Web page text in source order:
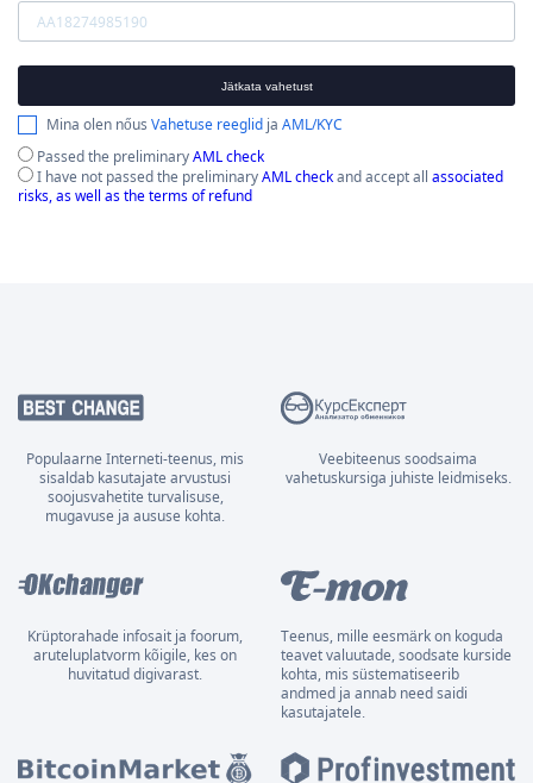
Jätkata vahetust
Mina olen nőus Vahetuse reeglid ja AML/KYC
Passed the preliminaryAML check
I have not passed the preliminaryAML checkand accept all associated
risks, as well as the terms of refund
Populaarne Interneti-teenus, mis
sisaldab kasutajate arvustusi
soojusvahetite turvalisuse,
mugavuse ja aususe kohta.
Veebiteenus soodsaima
vahetuskursiga juhiste leidmiseks.
Krüptorahade infosait ja foorum,
aruteluplatvorm kõigile, kes on
huvitatud digivarast.
Teenus, mille eesmärk on koguda
teavet valuutade, soodsate kurside
kohta, mis süstematiseerib
andmed ja annab need saidi
kasutajatele.